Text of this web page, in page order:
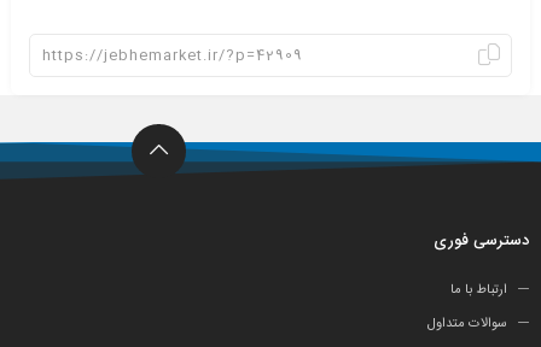
دسترسی فوری
ارتباط با ما
سوالات متداول